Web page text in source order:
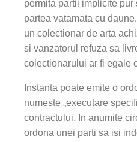
permita partii implicite pur
partea vatamata cu
un colectionar de arta
si vanzatorul refuza sa
colectionarului ar fi egale
Instanta poate emite o
numeste „executare
contractului. In anumite
ordona unei parti sa isi